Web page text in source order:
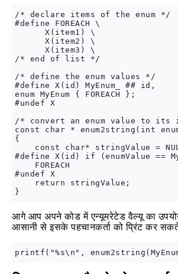
/* declare items of the enum */
#define FOREACH \
      X(item1) \
      X(item2) \
      X(item3) \
/* end of list */
/* define the enum values */
#define X(id) MyEnum_ ## id,
enum MyEnum { FOREACH };
#undef X
/* convert an enum value to
const char * enum2string(int
{
const char* stringValue =
#define X(id) if (enumValue ==
    FOREACH
#undef X
    return stringValue;
आगे आप अपने कोड में एन्यूमरेटेड वैल्यू का
आसानी से इसके पहचानकर्ता को प्रिंट कर